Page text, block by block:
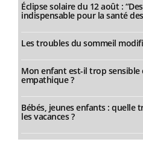
Éclipse solaire du 12 août :
indispensable pour la santé
Les troubles du sommeil
Mon enfant est-il trop
empathique ?
Bébés, jeunes enfants : quelle
les vacances ?